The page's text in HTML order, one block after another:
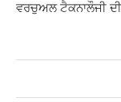
ਵਰਚੁਅਲ ਟੈਕਨਾਲੌਜੀ